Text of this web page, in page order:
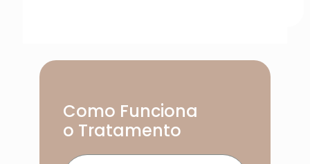
Como Funciona
o Tratamento